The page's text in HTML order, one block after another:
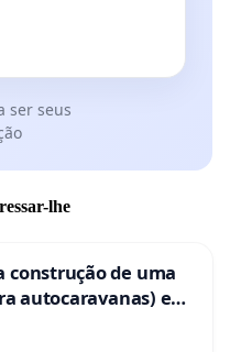
ser seus
lhe
construção de uma
autocaravanas) em